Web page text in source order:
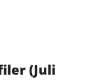
(Juli